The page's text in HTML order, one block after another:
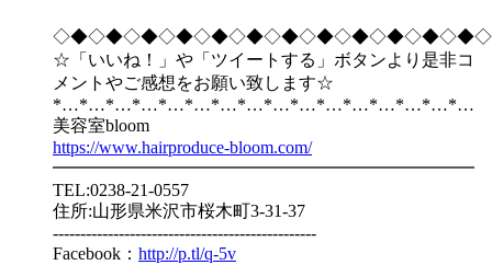
☆「いいね！」や「ツイートする」ボタンより是非コ
メントやご感想をお願い致します☆
*…*…*…*…*…*…*…*…*…*…*…*…*…*…*…*…
美容室bloom
https://www.hairproduce-bloom.com/
━━━━━━━━━━━━━━━━━━━━━━━━
TEL:0238-21-0557
住所:山形県米沢市桜木町3-31-37
------------------------------------------------
Facebook： http://p.tl/q-5v